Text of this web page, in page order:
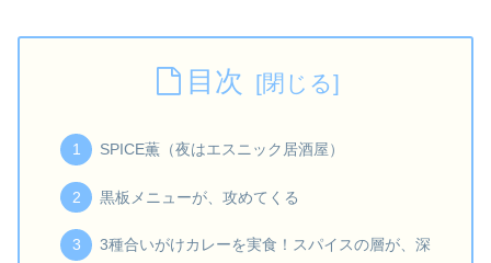
目次
SPICE薫（夜はエスニック居酒屋）
黒板メニューが、攻めてくる
3種合いがけカレーを実食！スパイスの層が、深